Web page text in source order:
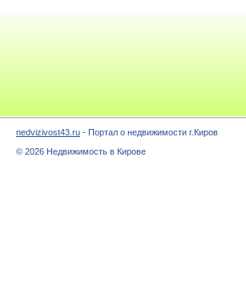
nedvizivost43.ru - Портал о недвижимости г.Киров
© 2026 Недвижимость в Кирове